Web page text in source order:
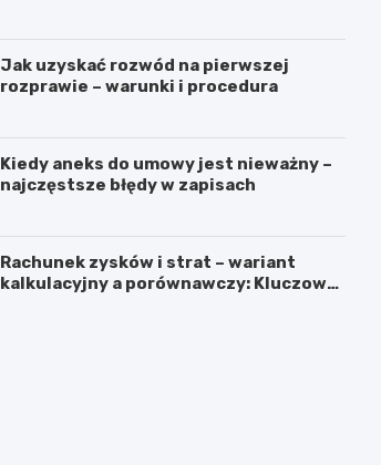
Jak uzyskać rozwód na pierwszej
rozprawie – warunki i procedura
Kiedy aneks do umowy jest nieważny –
najczęstsze błędy w zapisach
Rachunek zysków i strat – wariant
kalkulacyjny a porównawczy: Kluczowe